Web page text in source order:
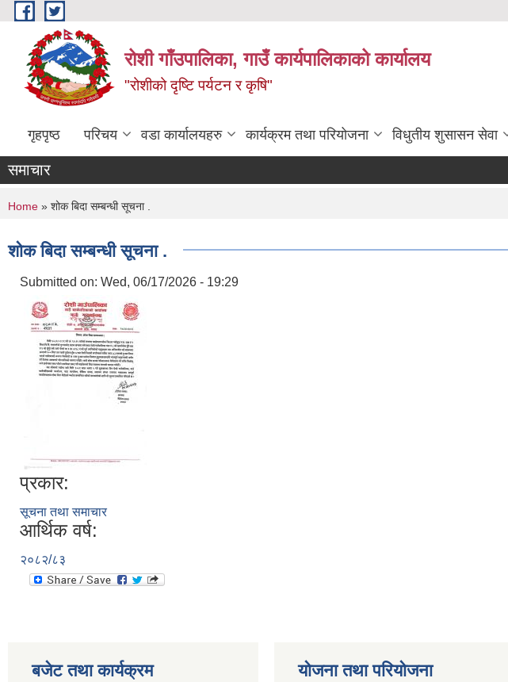
Skip to main content
रोशी गाँउपालिका, गाउँ कार्यपालिकाको कार्यालय
"रोशीको दृष्टि पर्यटन र कृषि"
गृहपृष्ठ परिचय वडा कार्यालयहरु कार्यक्रम तथा परियोजना विधुतीय शुसासन सेवा
समाचार
You are here
Home » शोक बिदा सम्बन्धी सूचना .
शोक बिदा सम्बन्धी सूचना .
Submitted on: Wed, 06/17/2026 - 19:29
प्रकार:
सूचना तथा समाचार
आर्थिक वर्ष:
२०८२/८३
बजेट तथा कार्यक्रम योजना तथा परियोजना